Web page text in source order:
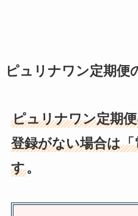
ピュリナワン定期
ピュリナワン定期
登録がない場合は「
す。